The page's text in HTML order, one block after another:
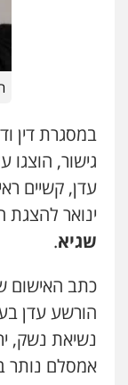
במסגרת דין
גישור, הוצגו
עדן, קשיים
ינואר להצגת
שגיא.
כתב האישום
הורשע עדן
נשיאת נשק,
אמסלם נותר